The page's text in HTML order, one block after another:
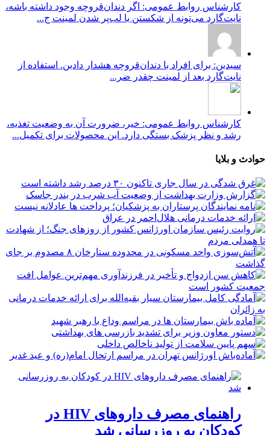
کارشناس روابط عمومی: اگر دندان‌قروچه وجود داشته باشه،
نایت‌گارد می‌تونه از شکستن یا لب‌پر شدن لمینت ج...
سیدین: برای افراد با دندان‌قروچه هشدار دادین. استفاده از
نایت‌گارد بعد از لمینت چقدر ضر...
کارشناس روابط عمومی: خیر، ضرورت آن به وضعیت تغذیه،
رشد و نظر پزشک بستگی دارد. این محصولات برای تکمیل...
حوادث و بلایا
راهنمای مصرف داروهای HIV در
کودکان به روزرسانی شد